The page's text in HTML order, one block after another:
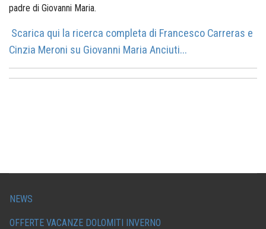
padre di Giovanni Maria.
Scarica qui la ricerca completa di Francesco Carreras e
Cinzia Meroni su Giovanni Maria Anciuti...
NEWS
OFFERTE VACANZE DOLOMITI INVERNO